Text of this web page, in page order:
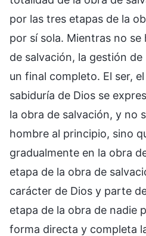
por las tres etapas de la
por sí sola. Mientras no
de salvación, la gestión
un final completo. El ser,
sabiduría de Dios se
la obra de salvación, y no
hombre al principio, sino
gradualmente en la obra
etapa de la obra de
carácter de Dios y parte
etapa de la obra de nadie
forma directa y completa